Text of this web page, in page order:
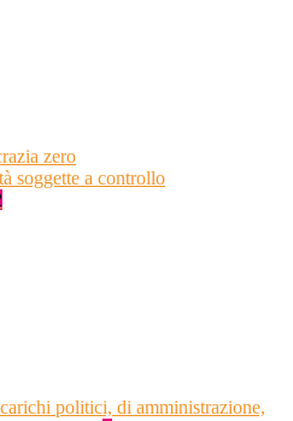
zero
soggette a controllo
politici, di amministrazione,